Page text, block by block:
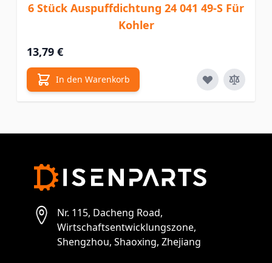
6 Stück Auspuffdichtung 24 041 49-S Für
Kohler
13,79 €
In den Warenkorb
Nr. 115, Dacheng Road,
Wirtschaftsentwicklungszone,
Shengzhou, Shaoxing, Zhejiang